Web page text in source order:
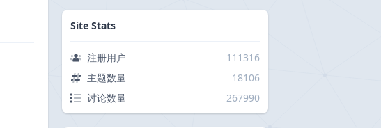
Site Stats
注册用户
111316
主题数量
18106
讨论数量
267990